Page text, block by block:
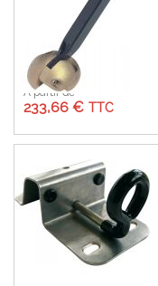
À partir de
233,66 €
38,91 €